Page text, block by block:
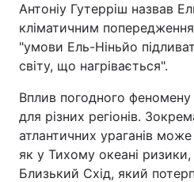
Антоніу Гутерріш назвав
кліматичним
"умови Ель-Ніньйо
світу, що нагрівається".
Вплив погодного
для різних регіонів.
атлантичних ураганів
як у Тихому океані
Близький Схід, який